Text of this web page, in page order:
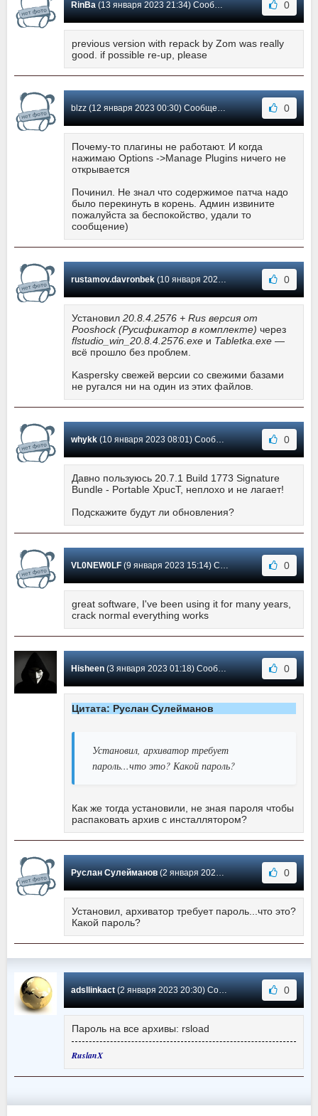
RinBa(13 января 2023 21:34) Сообщение #353 0
previous version with repack by Zom was really
good. if possible re-up, please
blzz (12 января 2023 00:30) Сообщение #352 0
Почему-то плагины не работают. И когда
нажимаю Options ->Manage Plugins ничего не
открывается
Починил. Не знал что содержимое патча надо
было перекинуть в корень. Админ извините
пожалуйста за беспокойство, удали то
сообщение)
rustamov.davronbek(10 января 2023 15:28) Сообщение #351 0
Установил 20.8.4.2576 + Rus версия от
Pooshock (Русификатор в комплекте) через
flstudio_win_20.8.4.2576.exe и Tabletka.exe —
всё прошло без проблем.
Kaspersky свежей версии со свежими базами
не ругался ни на один из этих файлов.
whykk(10 января 2023 08:01) Сообщение #350 0
Давно пользуюсь 20.7.1 Build 1773 Signature
Bundle - Portable XpucT, неплохо и не лагает!
Подскажите будут ли обновления?
VL0NEW0LF(9 января 2023 15:14) Сообщение #349 0
great software, I've been using it for many years,
crack normal everything works
Hisheen(3 января 2023 01:18) Сообщение #348 0
Цитата: Руслан Сулейманов
Установил, архиватор требует
пароль...что это? Какой пароль?
Как же тогда установили, не зная пароля чтобы
распаковать архив с инсталлятором?
Руслан Сулейманов(2 января 2023 19:54) Сообщение #347 0
Установил, архиватор требует пароль...что это?
Какой пароль?
adsllinkact(2 января 2023 20:30) Сообщение #346 0
Пароль на все архивы: rsload
RuslanX